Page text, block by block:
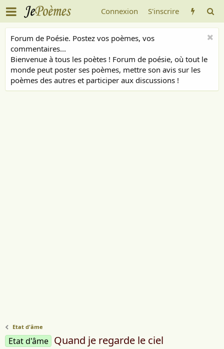
Connexion S'inscrire
Forum de Poésie. Postez vos poèmes, vos
commentaires...
Bienvenue à tous les poètes ! Forum de poésie, où tout le
monde peut poster ses poèmes, mettre son avis sur les
poèmes des autres et participer aux discussions !
Etat d'âme
Etat d'âme Quand je regarde le ciel